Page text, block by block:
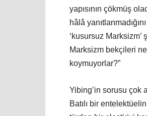
yapısının çökmüş
hâlâ
‘kusursuz Marksizm’
Marksizm bekçileri
koymuyorlar?”
Yibing’in sorusu çok
Batılı bir